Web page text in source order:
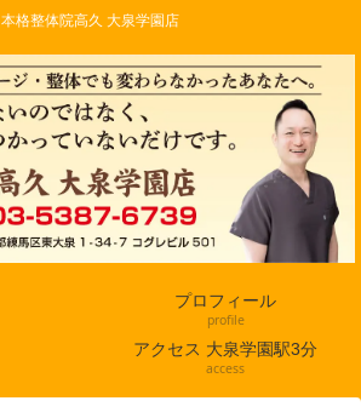
本格整体院高久 大泉学園店
プロフィール
profile
アクセス 大泉学園駅3分
access